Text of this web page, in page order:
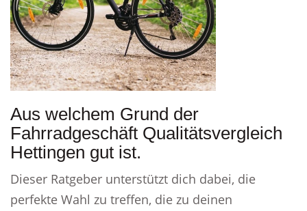
Aus welchem Grund der
Fahrradgeschäft Qualitätsvergleich
Hettingen gut ist.
Dieser Ratgeber unterstützt dich dabei, die
perfekte Wahl zu treffen, die zu deinen